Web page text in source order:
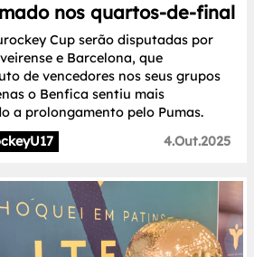
nos quartos-de-final
Cup serão disputadas por
e Barcelona, que
de vencedores nos seus grupos
o Benfica sentiu mais
a prolongamento pelo Pumas.
4.Out.2025